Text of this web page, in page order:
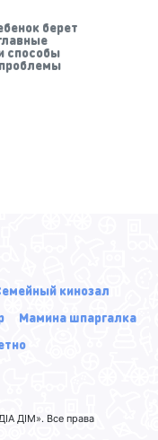
берет
способы
кинозал
Мамина шпаргалка
ДІМ». Все права